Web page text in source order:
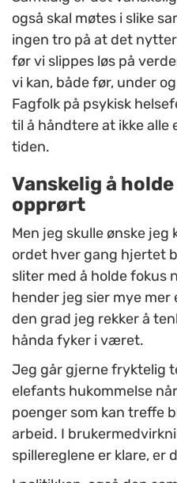
også skal møtes i slike
ingen tro på at det
før vi slippes løs på
vi kan, både før, under
Fagfolk på psykisk
til å håndtere at ikke alle
tiden.
Vanskelig å
opprørt
Men jeg skulle ønske
ordet hver gang hjertet
sliter med å holde fokus
hender jeg sier mye mer
den grad jeg rekker å
hånda fyker i været.
Jeg går gjerne fryktelig
elefants hukommelse
poenger som kan treffe
arbeid. I
spillereglene er klare, er